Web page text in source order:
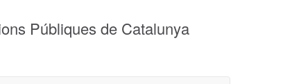
Públiques de Catalunya